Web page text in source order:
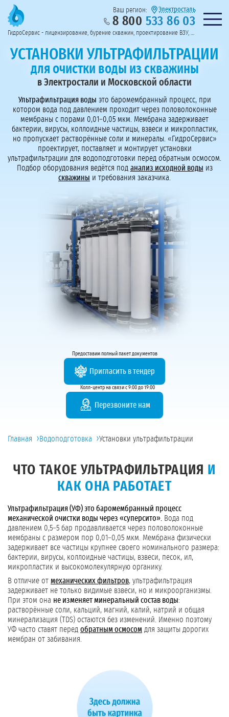
Предоставим полный пакет документов
Пригласить в тендер
Колл-центр на связи с 9:00 до 19:00
Перезвоните мне!
Ваш регион: Электросталь
8 800 533 86 03 Нужна
ГидроСервис - лицензирование, бурение скважин, проектирование ВЗУ, системы водоподготовки
УСТАНОВКИ УЛЬТРАФИЛЬТРАЦИИ
для очистки воды из скважины
в Электростали и Московской области
Ультрафильтрация воды это баромембранный процесс, при
котором вода под давлением проходит через половолоконные
мембраны с порами 0,01–0,05 мкм. Мембрана задерживает
бактерии, вирусы, коллоидные частицы, взвеси и микропластик,
но пропускает растворённые соли и минералы. «ГидроСервис»
проектирует, поставляет и монтирует установки
ультрафильтрации для водоподготовки перед обратным осмосом.
Подбор оборудования ведётся под анализ исходной воды из
скважины и требования заказчика.
Предоставим полный пакет документов
Пригласить в тендер
Колл-центр на связи с 9:00 до 19:00
Перезвоните нам
Главная ›Водоподготовка ›Установки ультрафильтрации
ЧТО ТАКОЕ УЛЬТРАФИЛЬТРАЦИЯ
И
КАК ОНА РАБОТАЕТ
Ультрафильтрация (УФ) это баромембранный процесс
механической очистки воды через «суперсито». Вода под
давлением 0,5–5 бар продавливается через половолоконные
мембраны с размером пор 0,01–0,05 мкм. Мембрана физически
задерживает все частицы крупнее своего номинального размера:
бактерии, вирусы, коллоидные частицы, взвеси, песок, ил,
микропластик и высокомолекулярную органику.
В отличие от механических фильтров, ультрафильтрация
задерживает не только видимые взвеси, но и микроорганизмы.
При этом она не изменяет минеральный состав воды:
растворённые соли, кальций, магний, калий, натрий и общая
минерализация (TDS) остаются без изменений. Именно поэтому
УФ часто ставят перед обратным осмосом для защиты дорогих
мембран от забивания.